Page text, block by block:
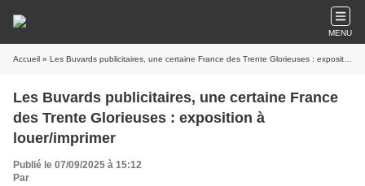
MENU
Accueil » Les Buvards publicitaires, une certaine France des Trente Glorieuses : exposition à louer/imprimer
Les Buvards publicitaires, une certaine France
des Trente Glorieuses : exposition à
louer/imprimer
Publié le 07/09/2025 à 15:12
Par